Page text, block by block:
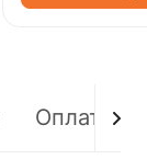
Оплата